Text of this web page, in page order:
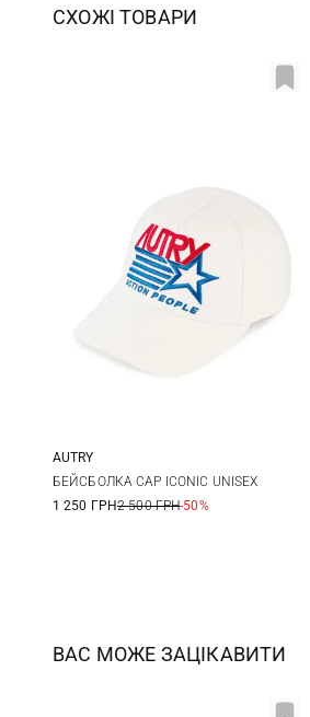
СХОЖІ ТОВАРИ
One size
AUTRY
БЕЙСБОЛКА CAP ICONIC UNISEX
1 250 ГРН2 500 ГРН-50%
ВАС МОЖЕ ЗАЦІКАВИТИ